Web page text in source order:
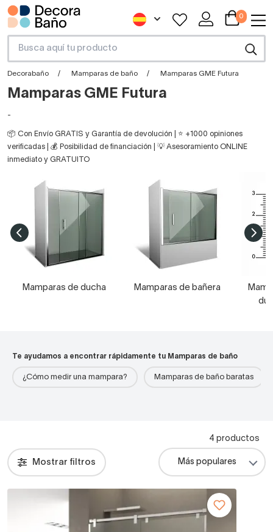
0
Decorabaño Mamparas de baño Mamparas GME Futura
Mamparas GME Futura
-
📦 Con Envío GRATIS y Garantía de devolución | ⭐ +1000 opiniones
verificadas | 💰 Posibilidad de financiación | 💡 Asesoramiento ONLINE
inmediato y GRATUITO
Mamparas de ducha Mamparas de bañera
Te ayudamos a encontrar rápidamente tu Mamparas de baño
¿Cómo medir una mampara? Mamparas de baño baratas
Mostrar filtros
4 productos